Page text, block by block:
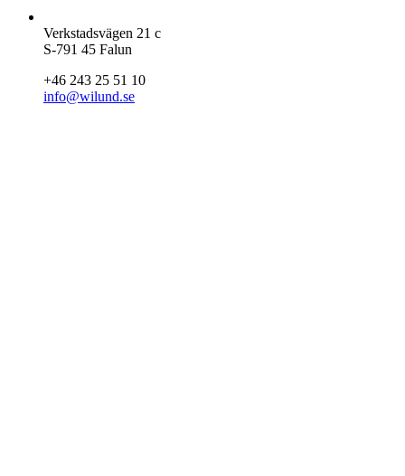
Verkstadsvägen 21 c
S-791 45 Falun
+46 243 25 51 10
info@wilund.se